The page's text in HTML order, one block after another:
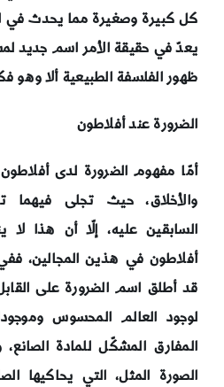
كل كبيرة وصغيرة مما يحدث في
يعدّ في حقيقة الأمر اسم جديد
ظهور الفلسفة الطبيعية ألا وهو
الضرورة عند أفلاطون
أمّا مفهوم الضرورة لدى
والأخلاق، حيث تجلى فيهما
السابقين عليه، إلّا أن هذا
أفلاطون في هذين المجالين،
قد أطلق اسم الضرورة على
لوجود العالم المحسوس
المفارق المشكّل للمادة
الصورة المثل، التي يحاكيها